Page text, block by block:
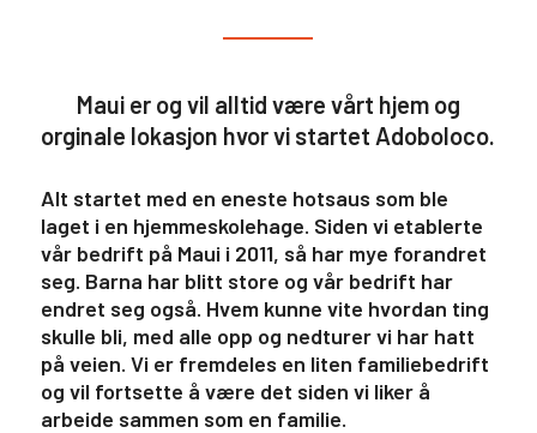
Maui er og vil alltid være vårt hjem og
orginale lokasjon hvor vi startet Adoboloco.
Alt startet med en eneste hotsaus som ble
laget i en hjemmeskolehage. Siden vi etablerte
vår bedrift på Maui i 2011, så har mye forandret
seg. Barna har blitt store og vår bedrift har
endret seg også. Hvem kunne vite hvordan ting
skulle bli, med alle opp og nedturer vi har hatt
på veien. Vi er fremdeles en liten familiebedrift
og vil fortsette å være det siden vi liker å
arbeide sammen som en familie.